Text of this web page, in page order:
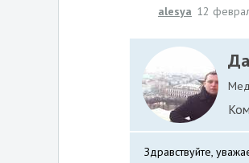
alesya 12
Здравствуйте,